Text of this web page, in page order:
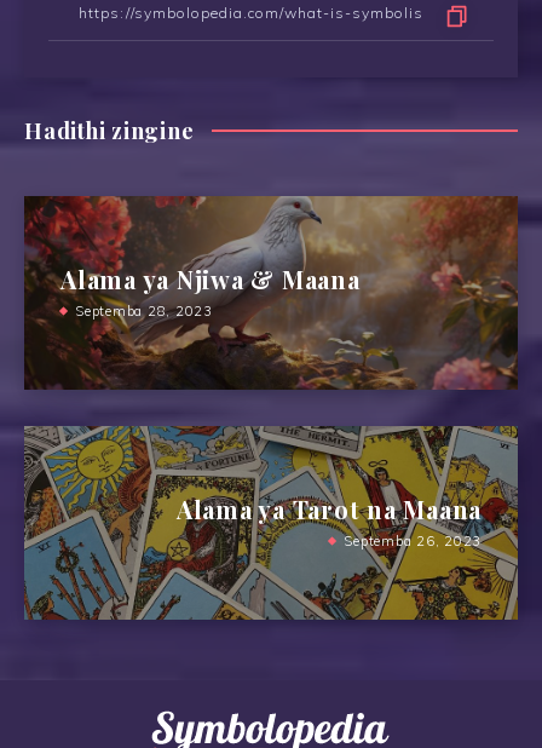
Hadithi zingine
Alama ya Njiwa & Maana
Septemba 28, 2023
Alama ya Tarot na Maana
Septemba 26, 2023